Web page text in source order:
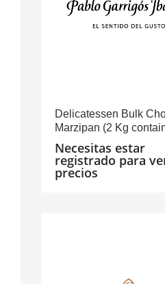
Delicatessen Bulk
Marzipan (2 Kg
Necesitas estar
registrado para
precios